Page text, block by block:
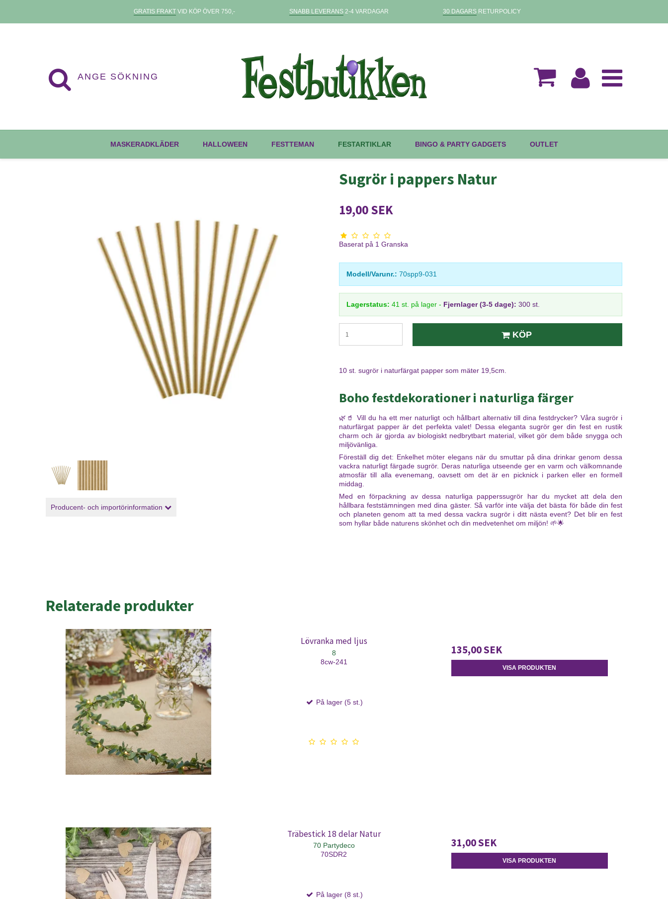
GRATIS FRAKTVID KÖP ÖVER 750,- SNABB LEVERANS2-4 VARDAGAR 30 DAGARSRETURPOLICY
MASKERADKLÄDER HALLOWEEN FESTTEMAN FESTARTIKLAR BINGO & PARTY GADGETS OUTLET
Producent- och importörinformation
Sugrör i pappers Natur
19,00 SEK
Baserat på 1 Granska
Modell/Varunr.: 70spp9-031
Lagerstatus: 41 st. på lager - Fjernlager (3-5 dage): 300 st.
KÖP
10 st. sugrör i naturfärgat papper som mäter 19,5cm.
Boho festdekorationer i naturliga färger
🌿🥤 Vill du ha ett mer naturligt och hållbart alternativ till dina festdrycker? Våra sugrör i
naturfärgat papper är det perfekta valet! Dessa eleganta sugrör ger din fest en rustik
charm och är gjorda av biologiskt nedbrytbart material, vilket gör dem både snygga och
miljövänliga.
Föreställ dig det: Enkelhet möter elegans när du smuttar på dina drinkar genom dessa
vackra naturligt färgade sugrör. Deras naturliga utseende ger en varm och välkomnande
atmosfär till alla evenemang, oavsett om det är en picknick i parken eller en formell
middag.
Med en förpackning av dessa naturliga papperssugrör har du mycket att dela den
hållbara feststämningen med dina gäster. Så varför inte välja det bästa för både din fest
och planeten genom att ta med dessa vackra sugrör i ditt nästa event? Det blir en fest
som hyllar både naturens skönhet och din medvetenhet om miljön! 🌱🌟
Relaterade produkter
Lövranka med ljus
8
8cw-241
På lager (5 st.)
135,00 SEK
VISA PRODUKTEN
Träbestick 18 delar Natur
70 Partydeco
70SDR2
På lager (8 st.)
31,00 SEK
VISA PRODUKTEN